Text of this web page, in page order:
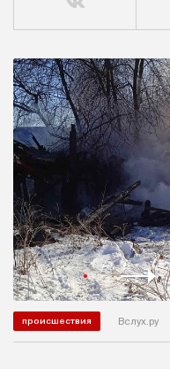
происшествия Вслух.ру